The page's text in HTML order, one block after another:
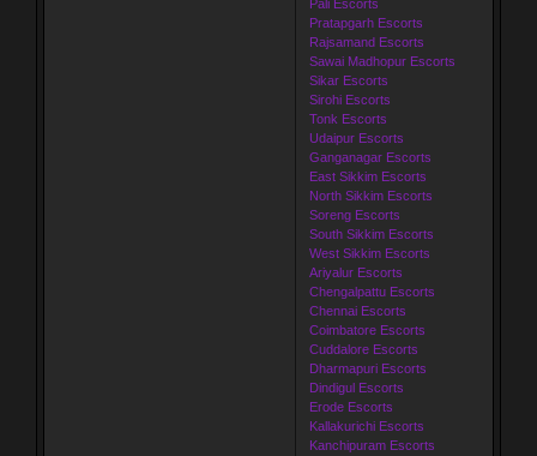
Pali Escorts
Pratapgarh Escorts
Rajsamand Escorts
Sawai Madhopur Escorts
Sikar Escorts
Sirohi Escorts
Tonk Escorts
Udaipur Escorts
Ganganagar Escorts
East Sikkim Escorts
North Sikkim Escorts
Soreng Escorts
South Sikkim Escorts
West Sikkim Escorts
Ariyalur Escorts
Chengalpattu Escorts
Chennai Escorts
Coimbatore Escorts
Cuddalore Escorts
Dharmapuri Escorts
Dindigul Escorts
Erode Escorts
Kallakurichi Escorts
Kanchipuram Escorts